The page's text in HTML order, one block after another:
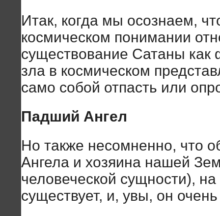
Итак, когда мы осознаем,
космическом понимании
существование Сатаны
зла в космическом
само собой отпасть или
Падший Ангел
Но также несомненно, что
Ангела и хозяина нашей
человеческой сущности),
существует, и, увы, он